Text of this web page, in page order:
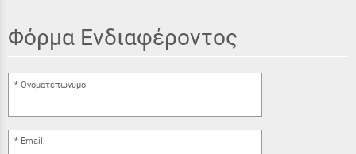
Φόρμα Ενδιαφέροντος
Ονοματεπώνυμο:
Email: